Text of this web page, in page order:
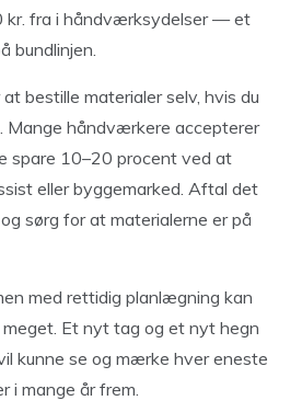
fra i håndværksydelser — et
bundlinjen.
bestille materialer selv, hvis du
Mange håndværkere accepterer
spare 10–20 procent ved at
eller byggemarked. Aftal det
sørg for at materialerne er på
med rettidig planlægning kan
Et nyt tag og et nyt hegn
kunne se og mærke hver eneste
i mange år frem.